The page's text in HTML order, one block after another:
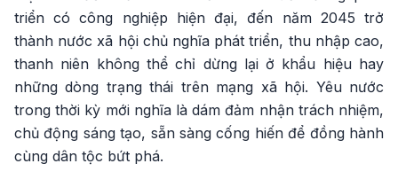
triển có công nghiệp hiện đại, đến năm 2045 trở
thành nước xã hội chủ nghĩa phát triển, thu nhập cao,
thanh niên không thể chỉ dừng lại ở khẩu hiệu hay
những dòng trạng thái trên mạng xã hội. Yêu nước
trong thời kỳ mới nghĩa là dám đảm nhận trách nhiệm,
chủ động sáng tạo, sẵn sàng cống hiến để đồng hành
cùng dân tộc bứt phá.